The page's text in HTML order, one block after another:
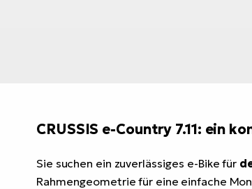
CRUSSIS e-Country 7.11: ein
Sie suchen ein zuverlässiges e-Bike für
Rahmengeometrie für eine einfache